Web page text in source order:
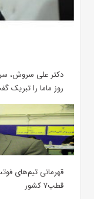
دکتر علی سروش،
روز ماما را تبریک
قهرمانی تیم‌های
قطب۷ کشور